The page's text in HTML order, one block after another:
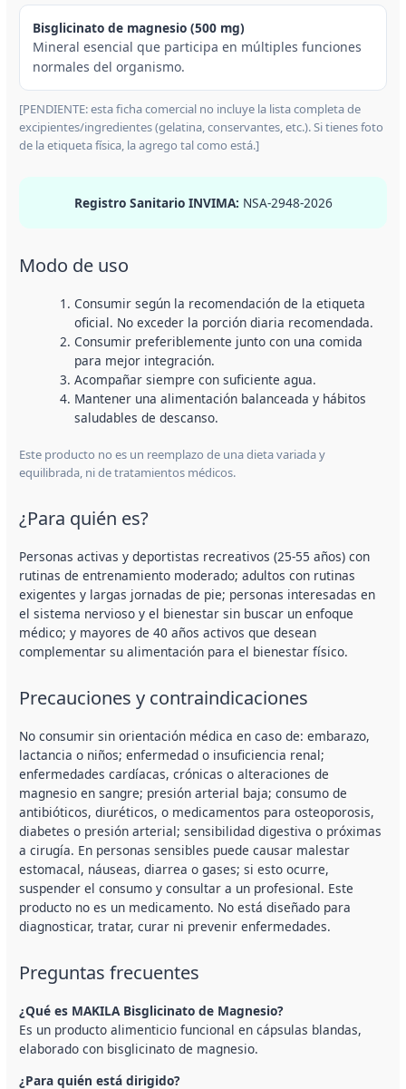
Bisglicinato de magnesio (500 mg)
Mineral esencial que participa en múltiples funciones
normales del organismo.
[PENDIENTE: esta ficha comercial no incluye la lista completa de
excipientes/ingredientes (gelatina, conservantes, etc.). Si tienes foto
de la etiqueta física, la agrego tal como está.]
Registro Sanitario INVIMA: NSA-2948-2026
Modo de uso
Consumir según la recomendación de la etiqueta
oficial. No exceder la porción diaria recomendada.
Consumir preferiblemente junto con una comida
para mejor integración.
Acompañar siempre con suficiente agua.
Mantener una alimentación balanceada y hábitos
saludables de descanso.
Este producto no es un reemplazo de una dieta variada y
equilibrada, ni de tratamientos médicos.
¿Para quién es?
Personas activas y deportistas recreativos (25-55 años) con
rutinas de entrenamiento moderado; adultos con rutinas
exigentes y largas jornadas de pie; personas interesadas en
el sistema nervioso y el bienestar sin buscar un enfoque
médico; y mayores de 40 años activos que desean
complementar su alimentación para el bienestar físico.
Precauciones y contraindicaciones
No consumir sin orientación médica en caso de: embarazo,
lactancia o niños; enfermedad o insuficiencia renal;
enfermedades cardíacas, crónicas o alteraciones de
magnesio en sangre; presión arterial baja; consumo de
antibióticos, diuréticos, o medicamentos para osteoporosis,
diabetes o presión arterial; sensibilidad digestiva o próximas
a cirugía. En personas sensibles puede causar malestar
estomacal, náuseas, diarrea o gases; si esto ocurre,
suspender el consumo y consultar a un profesional. Este
producto no es un medicamento. No está diseñado para
diagnosticar, tratar, curar ni prevenir enfermedades.
Preguntas frecuentes
¿Qué es MAKILA Bisglicinato de Magnesio?
Es un producto alimenticio funcional en cápsulas blandas,
elaborado con bisglicinato de magnesio.
¿Para quién está dirigido?